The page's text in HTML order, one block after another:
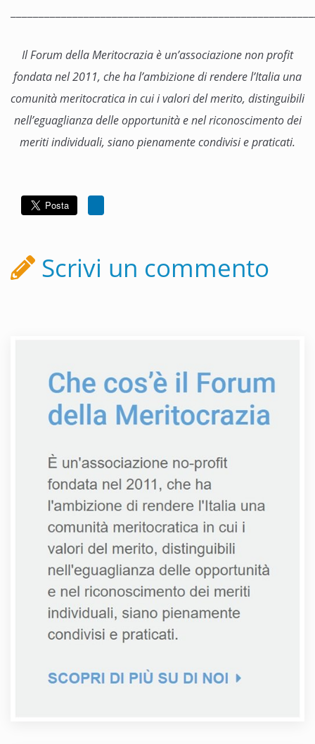
Il Forum della Meritocrazia è un’associazione non profit
fondata nel 2011, che ha l’ambizione di rendere l’Italia una
comunità meritocratica in cui i valori del merito, distinguibili
nell’eguaglianza delle opportunità e nel riconoscimento dei
meriti individuali, siano pienamente condivisi e praticati.
Scrivi un commento